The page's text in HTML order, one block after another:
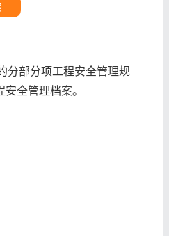
分部分项工程安全管理规
全管理档案。